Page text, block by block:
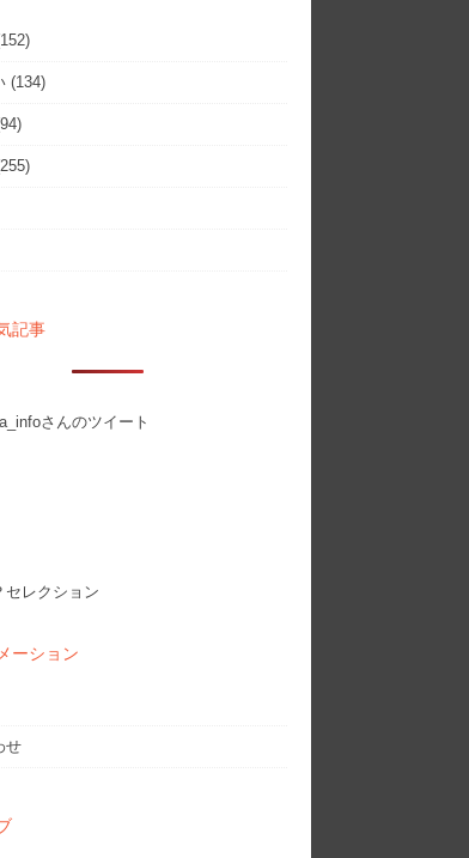
(134)
記事
さんのツイート
セレクション
ーション
せ